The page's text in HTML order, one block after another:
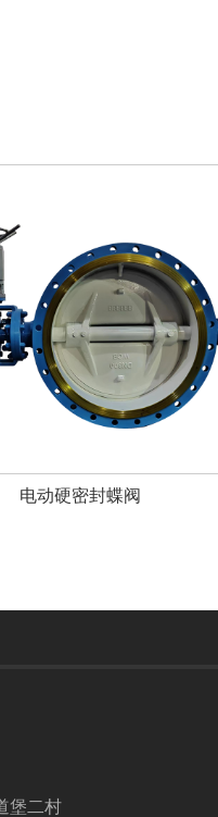
硬密封蝶阀
堡二村